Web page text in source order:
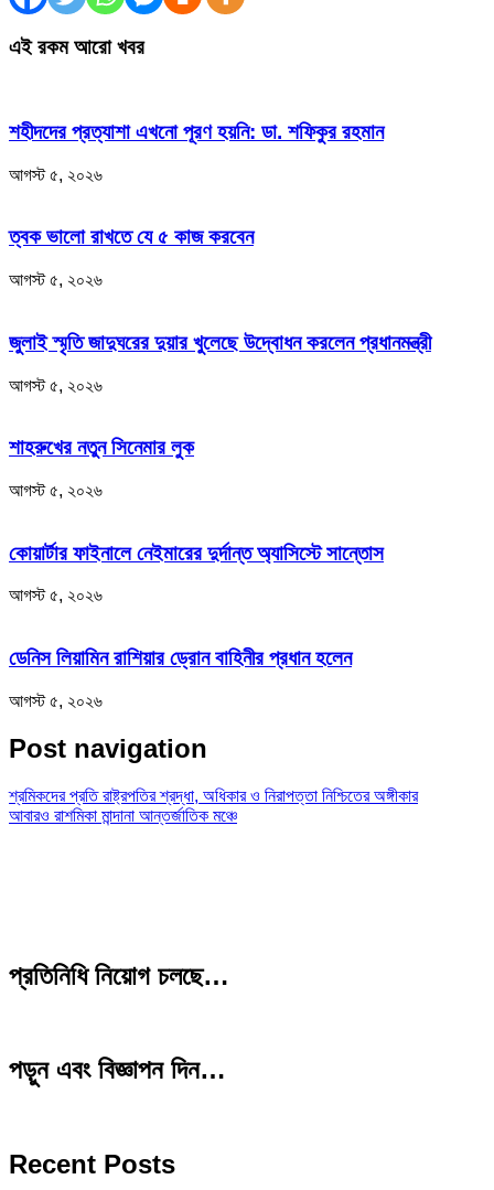
এই রকম আরো খবর
শহীদদের প্রত্যাশা এখনো পূরণ হয়নি: ডা. শফিকুর রহমান
আগস্ট ৫, ২০২৬
ত্বক ভালো রাখতে যে ৫ কাজ করবেন
আগস্ট ৫, ২০২৬
জুলাই স্মৃতি জাদুঘরের দুয়ার খুলেছে উদ্বোধন করলেন প্রধানমন্ত্রী
আগস্ট ৫, ২০২৬
শাহরুখের নতুন সিনেমার লুক
আগস্ট ৫, ২০২৬
কোয়ার্টার ফাইনালে নেইমারের দুর্দান্ত অ্যাসিস্টে সান্তোস
আগস্ট ৫, ২০২৬
ডেনিস লিয়ামিন রাশিয়ার ড্রোন বাহিনীর প্রধান হলেন
আগস্ট ৫, ২০২৬
Post navigation
শ্রমিকদের প্রতি রাষ্ট্রপতির শ্রদ্ধা, অধিকার ও নিরাপত্তা নিশ্চিতের অঙ্গীকার
আবারও রাশমিকা মান্দানা আন্তর্জাতিক মঞ্চে
প্রতিনিধি নিয়োগ চলছে…
পড়ুন এবং বিজ্ঞাপন দিন…
Recent Posts